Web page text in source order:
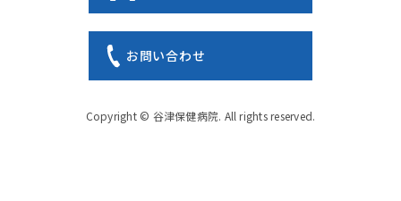
お問い合わせ
Copyright © 谷津保健病院. All rights reserved.